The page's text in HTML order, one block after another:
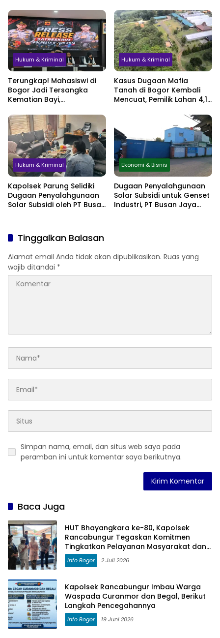
Jadi Sorotan
Hukum & Kriminal
Terungkap! Mahasiswi di
Bogor Jadi Tersangka
Kematian Bayi,
hingga Simpan Jasad di
Lemari
Hukum & Kriminal
Kasus Dugaan Mafia
Tanah di Bogor Kembali
Mencuat, Pemilik Lahan 4,1
Perlindungan Hukum
Hukum & Kriminal
Kapolsek Parung Selidiki
Dugaan Penyalahgunaan
Solar Subsidi oleh PT Busan
Ekonomi & Bisnis
Dugaan Penyalahgunaan
Solar Subsidi untuk Genset
Industri, PT Busan Jaya
Tinggalkan Balasan
Alamat email Anda tidak akan dipublikasikan. Ruas yang
wajib ditandai *
Simpan nama, email, dan situs web saya pada
peramban ini untuk komentar saya berikutnya.
Baca Juga
HUT Bhayangkara ke-80, Kapolsek
Rancabungur Tegaskan Komitmen
Tingkatkan Pelayanan Masyarakat dan
Perkuat Sinergi
Info Bogor 2 Juli 2026
Kapolsek Rancabungur Imbau Warga
Waspada Curanmor dan Begal, Berikut
Langkah Pencegahannya
Info Bogor 19 Juni 2026